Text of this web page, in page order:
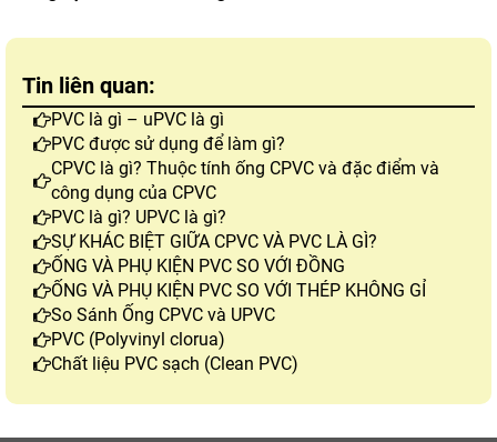
Tin liên quan:
PVC là gì – uPVC là gì
PVC được sử dụng để làm gì?
CPVC là gì? Thuộc tính ống CPVC và đặc điểm và
công dụng của CPVC
PVC là gì? UPVC là gì?
SỰ KHÁC BIỆT GIỮA CPVC VÀ PVC LÀ GÌ?
ỐNG VÀ PHỤ KIỆN PVC SO VỚI ĐỒNG
ỐNG VÀ PHỤ KIỆN PVC SO VỚI THÉP KHÔNG GỈ
So Sánh Ống CPVC và UPVC
PVC (Polyvinyl clorua)
Chất liệu PVC sạch (Clean PVC)